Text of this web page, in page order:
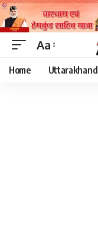
Font
Resizer
Aa
Home